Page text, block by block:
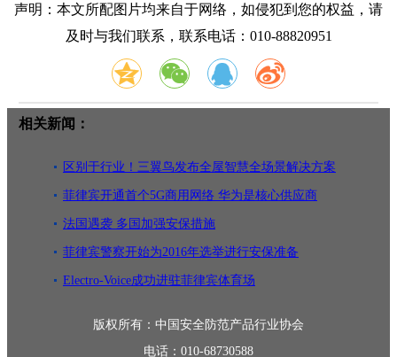
声明：本文所配图片均来自于网络，如侵犯到您的权益，请
及时与我们联系，联系电话：010-88820951
相关新闻：
区别于行业！三翼鸟发布全屋智慧全场景解决方案
菲律宾开通首个5G商用网络 华为是核心供应商
法国遇袭 多国加强安保措施
菲律宾警察开始为2016年选举进行安保准备
Electro-Voice成功进驻菲律宾体育场
版权所有：中国安全防范产品行业协会
电话：010-68730588